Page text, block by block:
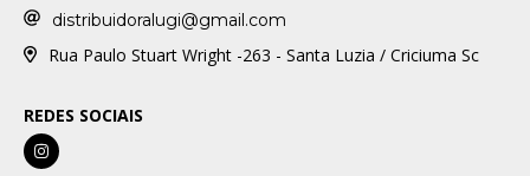
distribuidoralugi@gmail.com
Rua Paulo Stuart Wright -263 - Santa Luzia / Criciuma Sc
REDES SOCIAIS